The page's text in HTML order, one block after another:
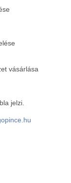
vásárlása
jelzi.